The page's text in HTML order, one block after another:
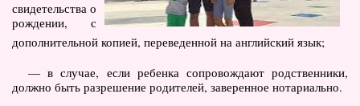
свидетельства о
рождении, с
дополнительной копией, переведенной на английский язык;
— в случае, если ребенка сопровождают родственники,
должно быть разрешение родителей, заверенное нотариально.